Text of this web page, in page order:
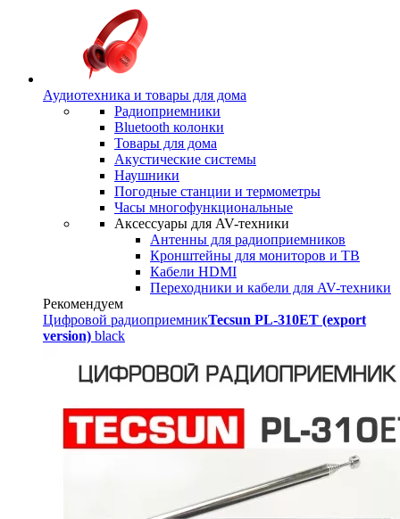
Аудиотехника и товары для дома
Радиоприемники
Bluetooth колонки
Товары для дома
Акустические системы
Наушники
Погодные станции и термометры
Часы многофункциональные
Аксессуары для AV-техники
Антенны для радиоприемников
Кронштейны для мониторов и ТВ
Кабели HDMI
Переходники и кабели для AV-техники
Рекомендуем
Цифровой радиоприемникTecsun PL-310ET (export
version) black